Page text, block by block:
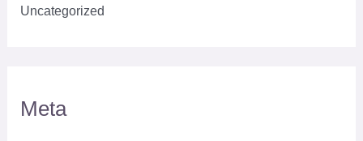
Uncategorized
Meta